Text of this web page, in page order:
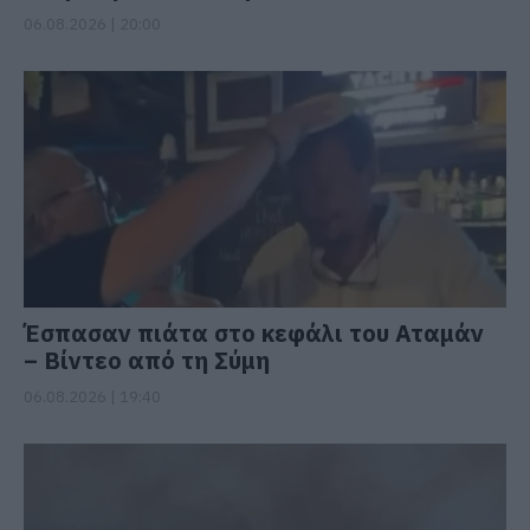
Έσπασαν πιάτα στο κεφάλι του Αταμάν
– Βίντεο από τη Σύμη